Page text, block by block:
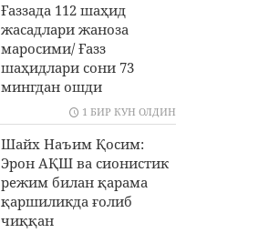
Ғаззада 112 шаҳид
жасадлари жаноза
маросими/ Ғазз
шаҳидлари сони 73
мингдан ошди
1 БИР КУН ОЛДИН
Шайх Наъим Қосим:
Эрон АҚШ ва сионистик
режим билан қарама
қаршиликда ғолиб
чиққан